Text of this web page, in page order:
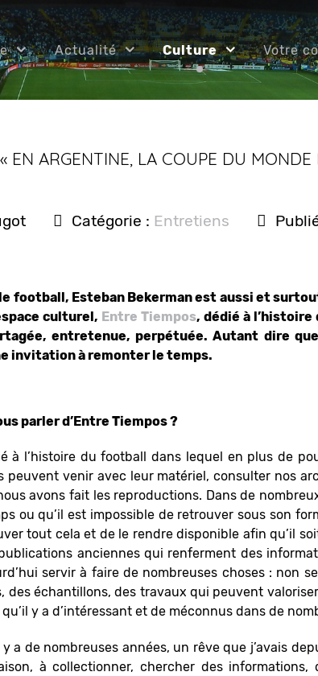
Actualité Culture Votre
EN ARGENTINE, LA COUPE DU
Catégorie : Entretiens
football, Esteban Bekerman est aussi et
culturel, Entre Tiempos, dédié à
entretenue, perpétuée. Autant dire
invitation à remonter le temps.
parler d’Entre Tiempos ?
à l’histoire du football dans lequel en plus de
peuvent venir avec leur matériel, consulter nos
avons fait les reproductions. Dans de
ou qu’il est impossible de retrouver sous son
tout cela et de le rendre disponible afin qu’il
anciennes qui renferment des
servir à faire de nombreuses choses : non
des échantillons, des travaux qui peuvent
y a d’intéressant et de méconnus dans de
a de nombreuses années, un rêve que j’avais
à collectionner, chercher des informations,